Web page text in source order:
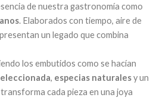
de nuestra gastronomía como
. Elaborados con tiempo, aire de
un legado que combina
los embutidos como se hacían
, especias naturalesy un
cada pieza en una joya